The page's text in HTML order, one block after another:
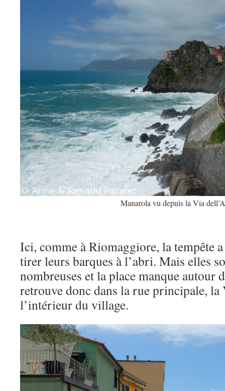
Manarola vu depuis la Via
Ici, comme à Riomaggiore, la tempête
tirer leurs barques à l’abri. Mais elles
nombreuses et la place manque autour
retrouve donc dans la rue principale,
l’intérieur du village.